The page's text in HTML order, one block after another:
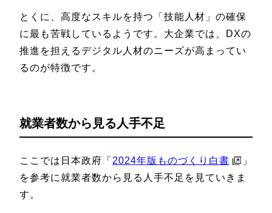
とくに、高度なスキルを持つ「技能人材」の確保
に最も苦戦しているようです。大企業では、DXの
推進を担えるデジタル人材のニーズが高まってい
るのが特徴です。
就業者数から見る人手不足
ここでは日本政府「 2024年版ものづくり白書
」
を参考に就業者数から見る人手不足を見ていきま
す。